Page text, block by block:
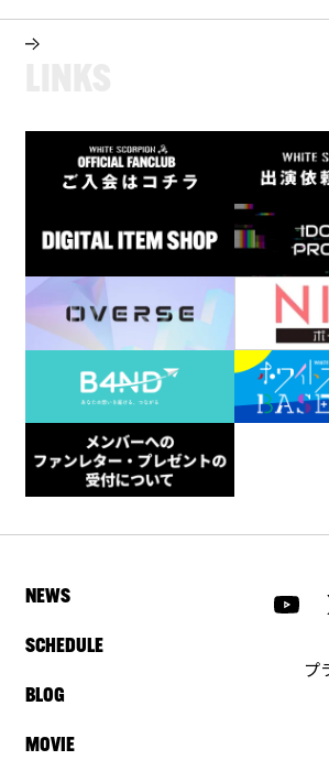
NEWS
SCHEDULE
BLOG
MOVIE
プ